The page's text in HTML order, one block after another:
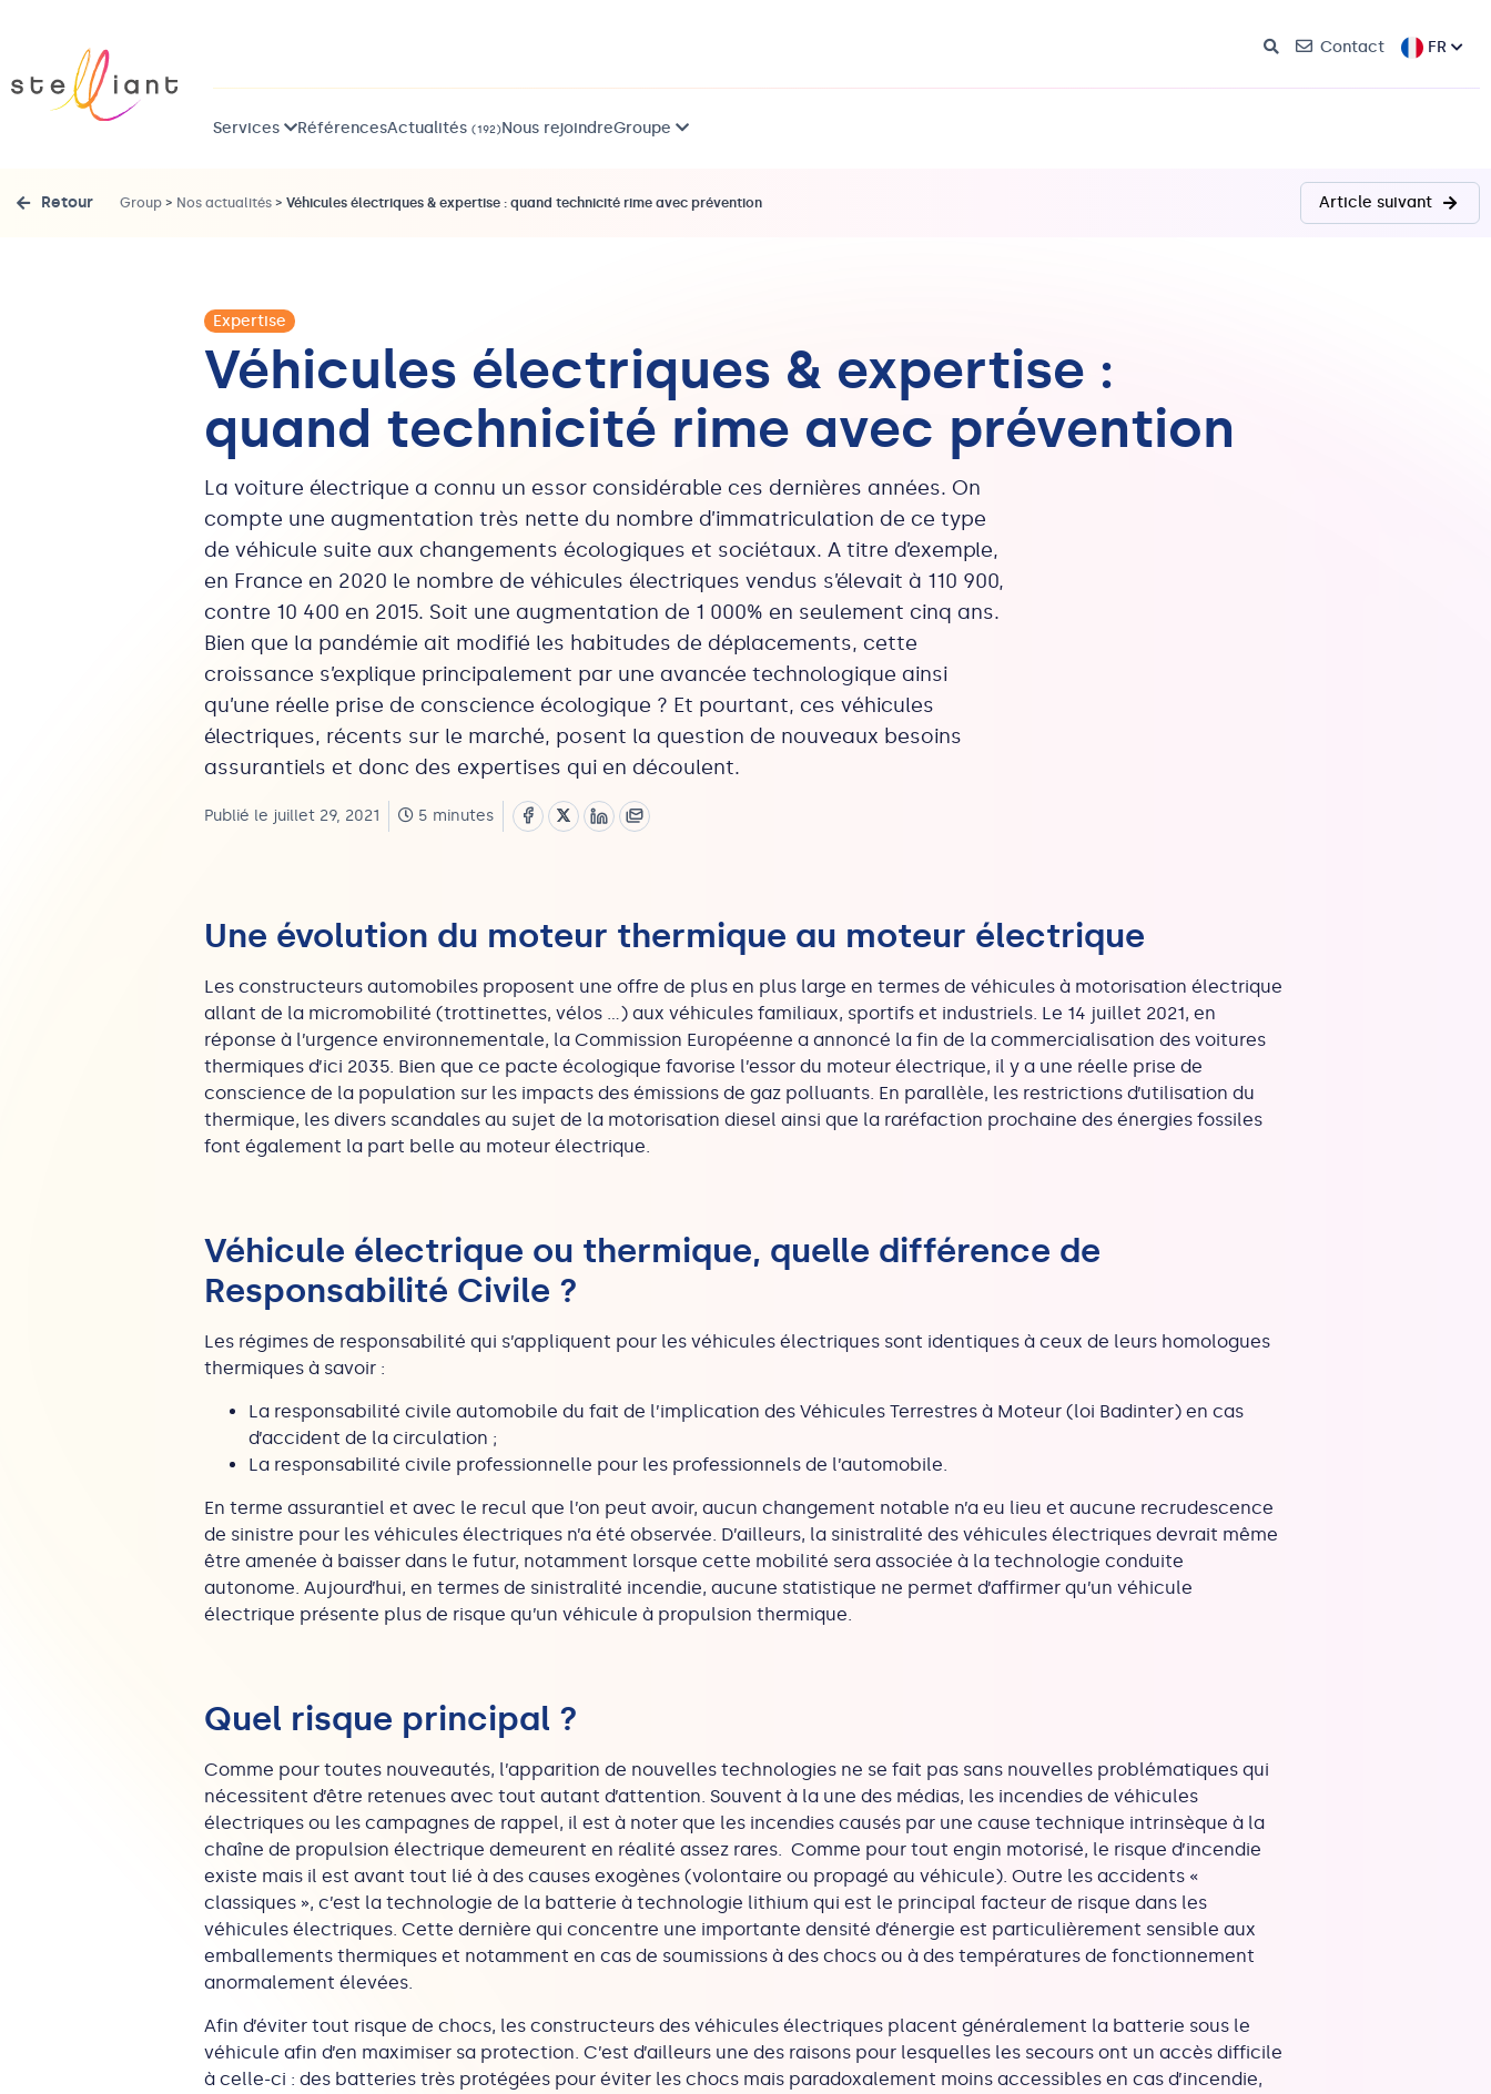
Contact FR
Services RéférencesActualités (192)Nous rejoindreGroupe
Retour Group > Nos actualités >Véhicules électriques & expertise : quand technicité rime avec prévention Article suivant
Expertise
Véhicules électriques & expertise :
quand technicité rime avec prévention
La voiture électrique a connu un essor considérable ces dernières années. On
compte une augmentation très nette du nombre d’immatriculation de ce type
de véhicule suite aux changements écologiques et sociétaux. A titre d’exemple,
en France en 2020 le nombre de véhicules électriques vendus s’élevait à 110 900,
contre 10 400 en 2015. Soit une augmentation de 1 000% en seulement cinq ans.
Bien que la pandémie ait modifié les habitudes de déplacements, cette
croissance s’explique principalement par une avancée technologique ainsi
qu’une réelle prise de conscience écologique ? Et pourtant, ces véhicules
électriques, récents sur le marché, posent la question de nouveaux besoins
assurantiels et donc des expertises qui en découlent.
Publié le juillet 29, 2021 5 minutes
Une évolution du moteur thermique au moteur électrique
Les constructeurs automobiles proposent une offre de plus en plus large en termes de véhicules à motorisation électrique
allant de la micromobilité (trottinettes, vélos …) aux véhicules familiaux, sportifs et industriels. Le 14 juillet 2021, en
réponse à l’urgence environnementale, la Commission Européenne a annoncé la fin de la commercialisation des voitures
thermiques d’ici 2035. Bien que ce pacte écologique favorise l’essor du moteur électrique, il y a une réelle prise de
conscience de la population sur les impacts des émissions de gaz polluants. En parallèle, les restrictions d’utilisation du
thermique, les divers scandales au sujet de la motorisation diesel ainsi que la raréfaction prochaine des énergies fossiles
font également la part belle au moteur électrique.
Véhicule électrique ou thermique, quelle différence de
Responsabilité Civile ?
Les régimes de responsabilité qui s’appliquent pour les véhicules électriques sont identiques à ceux de leurs homologues
thermiques à savoir :
La responsabilité civile automobile du fait de l’implication des Véhicules Terrestres à Moteur (loi Badinter) en cas
d’accident de la circulation ;
La responsabilité civile professionnelle pour les professionnels de l’automobile.
En terme assurantiel et avec le recul que l’on peut avoir, aucun changement notable n’a eu lieu et aucune recrudescence
de sinistre pour les véhicules électriques n’a été observée. D’ailleurs, la sinistralité des véhicules électriques devrait même
être amenée à baisser dans le futur, notamment lorsque cette mobilité sera associée à la technologie conduite
autonome. Aujourd’hui, en termes de sinistralité incendie, aucune statistique ne permet d’affirmer qu’un véhicule
électrique présente plus de risque qu’un véhicule à propulsion thermique.
Quel risque principal ?
Comme pour toutes nouveautés, l’apparition de nouvelles technologies ne se fait pas sans nouvelles problématiques qui
nécessitent d’être retenues avec tout autant d’attention. Souvent à la une des médias, les incendies de véhicules
électriques ou les campagnes de rappel, il est à noter que les incendies causés par une cause technique intrinsèque à la
chaîne de propulsion électrique demeurent en réalité assez rares. Comme pour tout engin motorisé, le risque d’incendie
existe mais il est avant tout lié à des causes exogènes (volontaire ou propagé au véhicule). Outre les accidents «
classiques », c’est la technologie de la batterie à technologie lithium qui est le principal facteur de risque dans les
véhicules électriques. Cette dernière qui concentre une importante densité d’énergie est particulièrement sensible aux
emballements thermiques et notamment en cas de soumissions à des chocs ou à des températures de fonctionnement
anormalement élevées.
Afin d’éviter tout risque de chocs, les constructeurs des véhicules électriques placent généralement la batterie sous le
véhicule afin d’en maximiser sa protection. C’est d’ailleurs une des raisons pour lesquelles les secours ont un accès difficile
à celle-ci : des batteries très protégées pour éviter les chocs mais paradoxalement moins accessibles en cas d’incendie,